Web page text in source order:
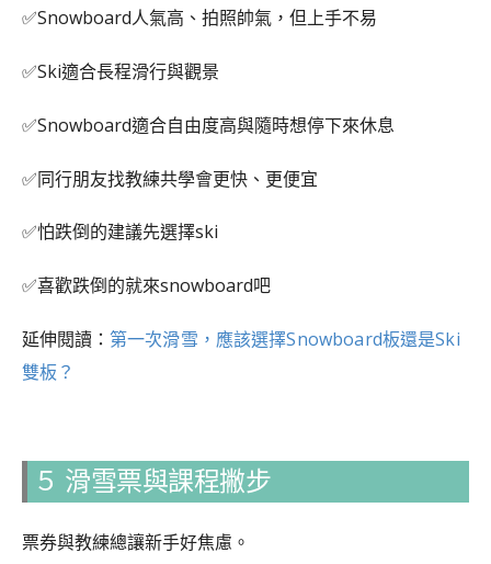
✅Snowboard人氣高、拍照帥氣，但上手不易
✅Ski適合長程滑行與觀景
✅Snowboard適合自由度高與隨時想停下來休息
✅同行朋友找教練共學會更快、更便宜
✅怕跌倒的建議先選擇ski
✅喜歡跌倒的就來snowboard吧
延伸閱讀： 第一次滑雪，應該選擇Snowboard板還是Ski
雙板？
５ 滑雪票與課程撇步
票券與教練總讓新手好焦慮。